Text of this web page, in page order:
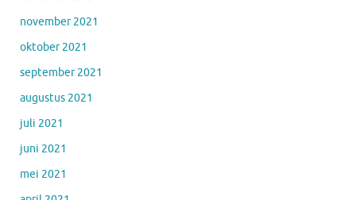
november 2021
oktober 2021
september 2021
augustus 2021
juli 2021
juni 2021
mei 2021